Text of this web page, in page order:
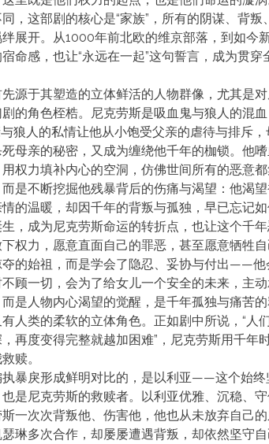
，这部剧的核心是“家族”，所有的阴谋、背
展开。从1000年前北欧的维京部落，到如今
命感，也让“永远在一起”这句誓言，成为贯
源于其塑造的立体鲜活的人物群像，尤其是
的角色桎梏。尼克劳斯是吸血鬼与狼人的混
狼人的私情让他从小饱受父亲的虐待与排斥，
母亲的秘密，又成为缠绕他千年的枷锁。他
权力填补内心的空洞，仿佛世间所有的恶意
是不断挖掘他残暴背后的伤痛与渴望：他渴
的温暖，却因千年的背叛与孤独，早已忘记如
，成为尼克劳斯命运的转折点，也让这个千
权力，愿意直面自己的罪恶，甚至愿意牺牲
的始祖，而是学会了隐忍、妥协与付出——他
顾一切，会为了给女儿一个安全的未来，主
是人物内心渴望的觉醒，是千年孤独与痛苦
人类的柔软的立体角色。正如剧中所说，“人
再度变得完整就越加困难”，尼克劳斯用千年
赎。
暴戾形成鲜明对比的，是以利亚——这个始终
是尼克劳斯的救赎者。以利亚优雅、沉稳、
一次次背叛他、伤害他，他也从未放弃自己
琳多次合作，却屡屡遭遇背叛，却依然坚守